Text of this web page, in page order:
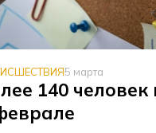
5 марта
140